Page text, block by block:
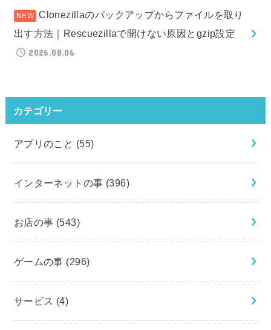
Clonezillaのバックアップからファイルを取り
出す方法｜Rescuezillaで開けない原因とgzip設定
2026.08.06
カテゴリー
アプリのこと (55)
インターネットの事 (396)
お店の事 (543)
ゲームの事 (296)
サービス (4)